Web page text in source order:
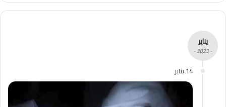
يناير
- 2023 -
14 يناير